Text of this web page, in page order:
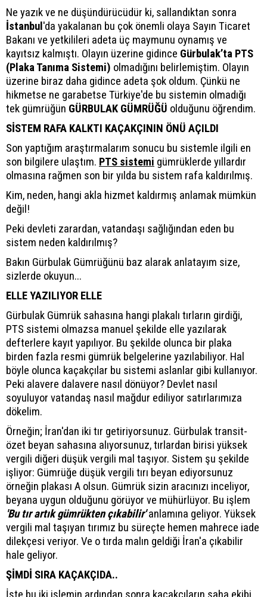
Ne yazık ve ne düşündürücüdür ki, sallandıktan sonra
İstanbul 'da yakalanan bu çok önemli olaya Sayın Ticaret
Bakanı ve yetkilileri adeta üç maymunu oynamış ve
kayıtsız kalmıştı. Olayın üzerine gidince Gürbulak’ta PTS
(Plaka Tanıma Sistemi) olmadığını belirlemiştim. Olayın
üzerine biraz daha gidince adeta şok oldum. Çünkü ne
hikmetse ne garabetse Türkiye'de bu sistemin olmadığı
tek gümrüğün GÜRBULAK GÜMRÜĞÜ olduğunu öğrendim.
SİSTEM RAFA KALKTI KAÇAKÇININ ÖNÜ AÇILDI
Son yaptığım araştırmalarım sonucu bu sistemle ilgili en
son bilgilere ulaştım. PTS sistemi gümrüklerde yıllardır
olmasına rağmen son bir yılda bu sistem rafa kaldırılmış.
Kim, neden, hangi akla hizmet kaldırmış anlamak mümkün
değil!
Peki devleti zarardan, vatandaşı sağlığından eden bu
sistem neden kaldırılmış?
Bakın Gürbulak Gümrüğünü baz alarak anlatayım size,
sizlerde okuyun...
ELLE YAZILIYOR ELLE
Gürbulak Gümrük sahasına hangi plakalı tırların girdiği,
PTS sistemi olmazsa manuel şekilde elle yazılarak
defterlere kayıt yapılıyor. Bu şekilde olunca bir plaka
birden fazla resmi gümrük belgelerine yazılabiliyor. Hal
böyle olunca kaçakçılar bu sistemi aslanlar gibi kullanıyor.
Peki alavere dalavere nasıl dönüyor? Devlet nasıl
soyuluyor vatandaş nasıl mağdur ediliyor satırlarımıza
dökelim.
Örneğin; İran'dan iki tır getiriyorsunuz. Gürbulak transit-
özet beyan sahasına alıyorsunuz, tırlardan birisi yüksek
vergili diğeri düşük vergili mal taşıyor. Sistem şu şekilde
işliyor: Gümrüğe düşük vergili tırı beyan ediyorsunuz
örneğin plakası A olsun. Gümrük sizin aracınızı inceliyor,
beyana uygun olduğunu görüyor ve mühürlüyor. Bu işlem
'Bu tır artık gümrükten çıkabilir'anlamına geliyor. Yüksek
vergili mal taşıyan tırımız bu süreçte hemen mahrece iade
dilekçesi veriyor. Ve o tırda malın geldiği İran'a çıkabilir
hale geliyor.
ŞİMDİ SIRA KAÇAKÇIDA..